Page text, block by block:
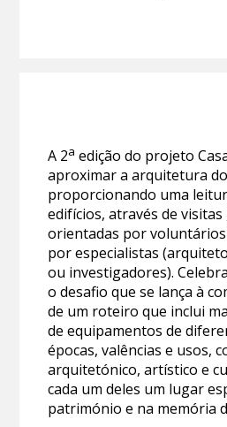
A 2a edição do projeto
aproximar a arquitetura
proporcionando uma
edifícios, através de
orientadas por
por especialistas
ou investigadores).
o desafio que se lança à
de um roteiro que inclui
de equipamentos de
épocas, valências e usos,
arquitetónico, artístico e
cada um deles um lugar
património e na memória